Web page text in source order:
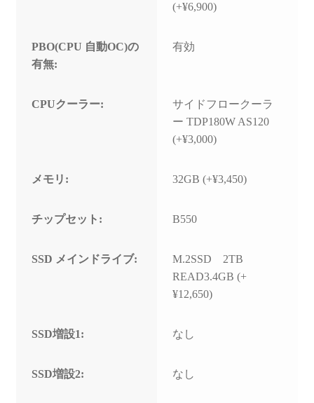
(+¥6,900)
PBO(CPU 自動OC)の
有無:
有効
CPUクーラー:
サイドフロークーラ
ー TDP180W AS120
(+¥3,000)
メモリ: 32GB (+¥3,450)
チップセット: B550
SSD メインドライブ:
M.2SSD 2TB
READ3.4GB (+
¥12,650)
SSD増設1: なし
SSD増設2: なし